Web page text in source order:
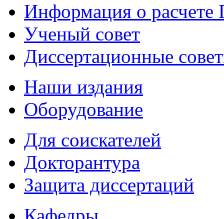
Информация о
Ученый совет
Диссертационные
Наши издания
Оборудование
Для соискателей
Докторантура
Защита диссертаций